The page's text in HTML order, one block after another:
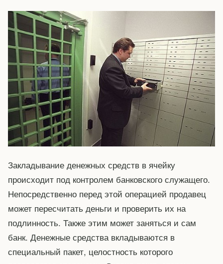
Закладывание денежных средств в ячейку
происходит под контролем банковского служащего.
Непосредственно перед этой операцией продавец
может пересчитать деньги и проверить их на
подлинность. Также этим может заняться и сам
банк. Денежные средства вкладываются в
специальный пакет, целостность которого